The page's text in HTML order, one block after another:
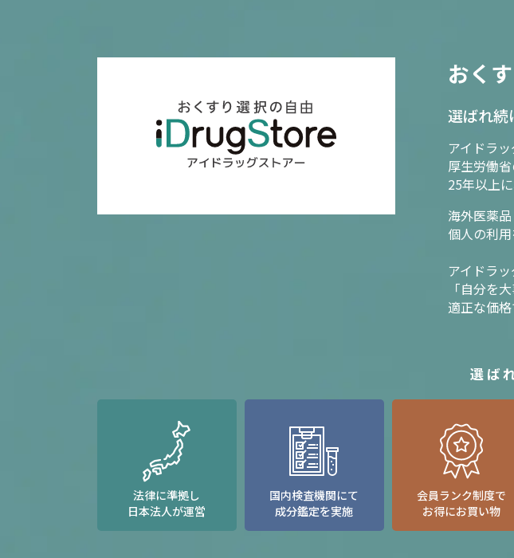
おく
選ばれ続
アイドラ
厚生労働
25年以上
海外医薬
個人の利
アイドラ
「自分を
適正な価
選ば
法律に準拠し
日本法人が運営
国内検査機関にて
成分鑑定を実施
会員ランク制度で
お得にお買い物